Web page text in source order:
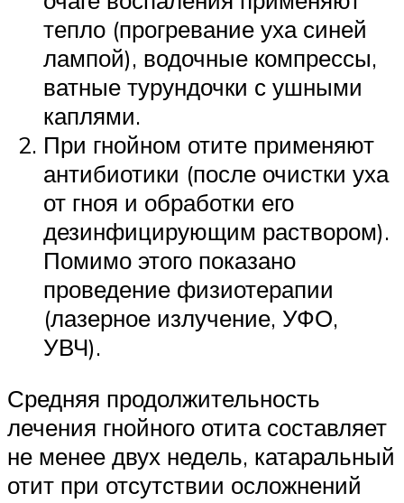
тепло (прогревание уха синей
лампой), водочные компрессы,
ватные турундочки с ушными
каплями.
При гнойном отите применяют
антибиотики (после очистки уха
от гноя и обработки его
дезинфицирующим раствором).
Помимо этого показано
проведение физиотерапии
(лазерное излучение, УФО,
УВЧ).
Средняя продолжительность
лечения гнойного отита составляет
не менее двух недель, катаральный
отит при отсутствии осложнений